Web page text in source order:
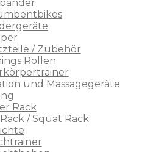
/ Zubehör
Rollen
und Massagegeräte
Rack
/ Squat Rack